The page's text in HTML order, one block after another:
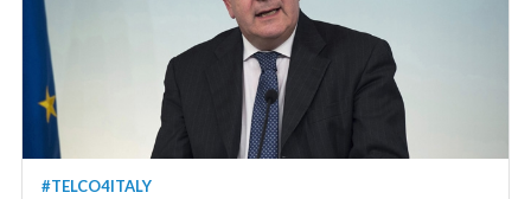
#TELCO4ITALY